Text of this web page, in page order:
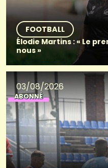
FOOTBALL
Élodie Martins : « Le
nous »
03/08/2026
ABONNÉ